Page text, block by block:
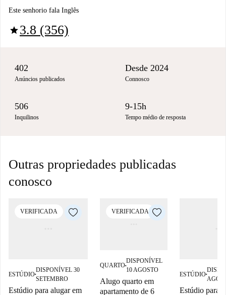
Este senhorio fala Inglês
star3.8 (356)
402
Anúncios publicados
Desde 2024
Connosco
506
Inquilinos
9-15h
Tempo médio de resposta
Outras propriedades publicadas
conosco
VERIFICADA
ESTÚDIO■
DISPONÍVEL 30
SETEMBRO
Estúdio para alugar em
VERIFICADA
QUARTO■
DISPONÍVEL
10 AGOSTO
Alugo quarto em
apartamento de 6
ESTÚDIO■
Estúdio para